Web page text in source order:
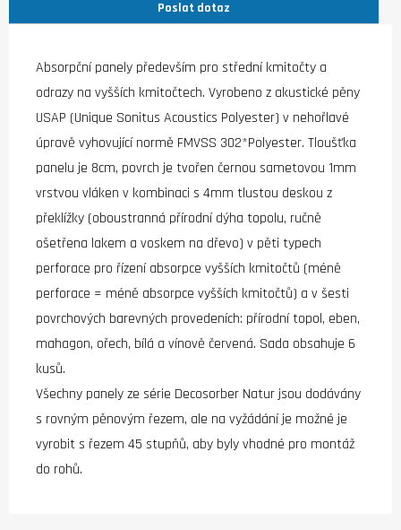
Poslat dotaz
Absorpční panely především pro střední kmitočty a
odrazy na vyšších kmitočtech. Vyrobeno z akustické pěny
USAP (Unique Sonitus Acoustics Polyester) v nehořlavé
úpravě vyhovující normě FMVSS 302*Polyester. Tloušťka
panelu je 8cm, povrch je tvořen černou sametovou 1mm
vrstvou vláken v kombinaci s 4mm tlustou deskou z
překlížky (oboustranná přírodní dýha topolu, ručně
ošetřena lakem a voskem na dřevo) v pěti typech
perforace pro řízení absorpce vyšších kmitočtů (méně
perforace = méně absorpce vyšších kmitočtů) a v šesti
povrchových barevných provedeních: přírodní topol, eben,
mahagon, ořech, bílá a vínově červená. Sada obsahuje 6
kusů.
Všechny panely ze série Decosorber Natur jsou dodávány
s rovným pěnovým řezem, ale na vyžádání je možné je
vyrobit s řezem 45 stupňů, aby byly vhodné pro montáž
do rohů.